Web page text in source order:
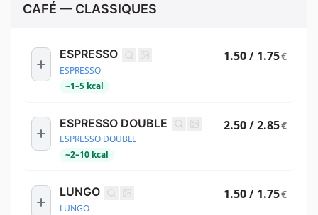
CAFÉ — CLASSIQUES
ESPRESSO
ESPRESSO
~1–5 kcal
1.50 / 1.75€
ESPRESSO DOUBLE
ESPRESSO DOUBLE
~2–10 kcal
2.50 / 2.85€
LUNGO
LUNGO
1.50 / 1.75€